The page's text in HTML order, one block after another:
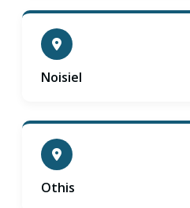
Noisiel
Othis